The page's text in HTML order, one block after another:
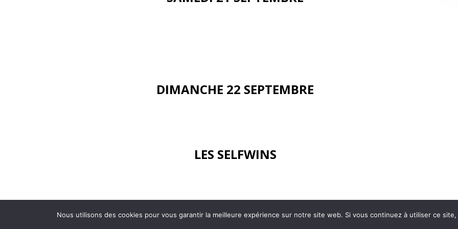
DIMANCHE 22 SEPTEMBRE
LES SELFWINS
2026 - AL Caluire Basket | Site internet réalisé par
Nous utilisons des cookies pour vous garantir la meilleure expérience sur notre site web. Si vous continuez à utiliser ce